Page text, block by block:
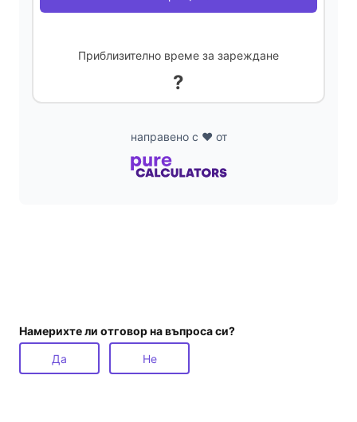
Приблизително време за зареждане
?
направено с ❤️ от
Намерихте ли отговор на въпроса си?
Да Не